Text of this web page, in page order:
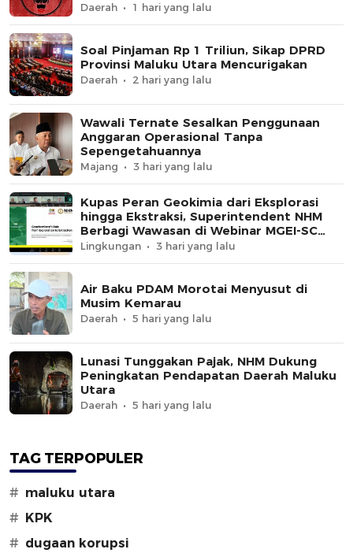
Daerah 1 hari yang lalu
Soal Pinjaman Rp 1 Triliun, Sikap DPRD
Provinsi Maluku Utara Mencurigakan
Daerah 2 hari yang lalu
Wawali Ternate Sesalkan Penggunaan
Anggaran Operasional Tanpa
Sepengetahuannya
Majang 3 hari yang lalu
Kupas Peran Geokimia dari Eksplorasi
hingga Ekstraksi, Superintendent NHM
Berbagi Wawasan di Webinar MGEI-SC
UNG
Lingkungan 3 hari yang lalu
Air Baku PDAM Morotai Menyusut di
Musim Kemarau
Daerah 5 hari yang lalu
Lunasi Tunggakan Pajak, NHM Dukung
Peningkatan Pendapatan Daerah Maluku
Utara
Daerah 5 hari yang lalu
TAG TERPOPULER
# maluku utara
# KPK
# dugaan korupsi